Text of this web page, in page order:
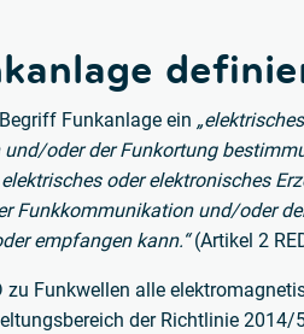
Funkanlage ein
oder der Funkortung
oder elektronisches
Funkkommunikation und/oder
empfangen kann.“(Artikel 2
Funkwellen alle
der Richtlinie